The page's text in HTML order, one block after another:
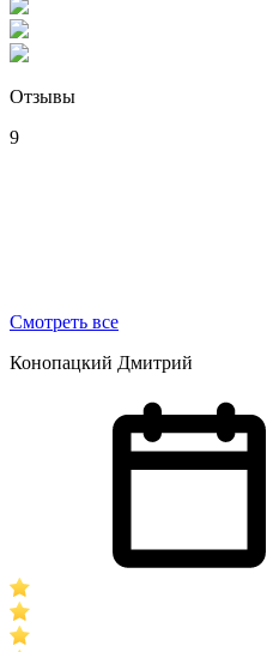
Отзывы
9
Смотреть все
Конопацкий Дмитрий